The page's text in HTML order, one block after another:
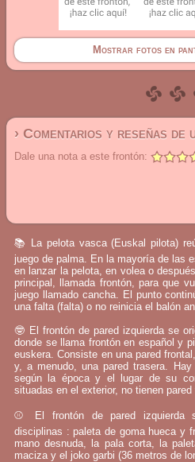
Mostrar fotos en
› Comentarios y reseñas de
Dale una nota a este frontón:
📚 La pelota vasca (Euskal pilota)
juego de palma. En la mayoría de las
en lanzar la pelota, en volea o
principal, llamada frontón, para que
juego llamado cancha. El punto
una falta (falta) o no reinicia el balón
🤓 El frontón de pared izquierda se
donde se llama frontón en español y
euskera. Consiste en una pared
y, a menudo, una pared trasera.
según la época y el lugar de su
situadas en el exterior, no tienen pared
⚾ El frontón de pared izquierda
disciplinas : paleta de goma hueca y
mano desnuda, la pala corta, la
maciza y el joko garbi (36 metros de